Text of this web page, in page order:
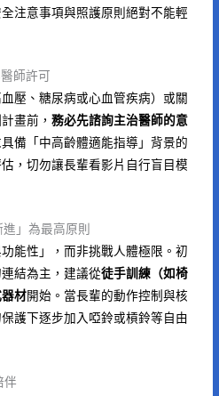
注意事項與照護原則絕對不能輕
師許可
壓、糖尿病或心血管疾病）或關
畫前，務必先諮詢主治醫師的意
備「中高齡體適能指導」背景的
，切勿讓長輩看影片自行盲目模
」為最高原則
能性」，而非挑戰人體極限。初
結為主，建議從徒手訓練（如椅
材開始。當長輩的動作控制與核
護下逐步加入啞鈴或槓鈴等自由
伴